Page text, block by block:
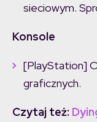
sieciowym.
Konsole
[PlayStation]
graficznych.
Czytaj też: